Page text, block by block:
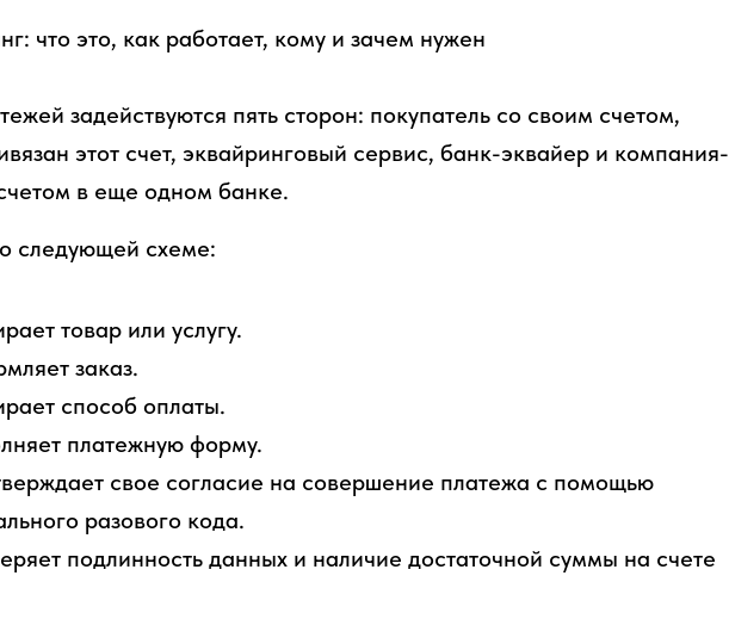
задействуются пять сторон: покупатель со своим счетом,
этот счет, эквайринговый сервис, банк-эквайер и компания-
в еще одном банке.
следующей схеме:
товар или услугу.
заказ.
способ оплаты.
платежную форму.
свое согласие на совершение платежа с помощью
разового кода.
подлинность данных и наличие достаточной суммы на счете